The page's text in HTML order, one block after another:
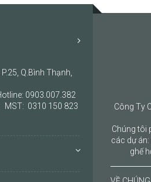
sơn đen ổn định.
Q.Bình Thạnh,
0903.007.382
0310 150 823
Công Ty
Chúng tôi
các dự
ghế